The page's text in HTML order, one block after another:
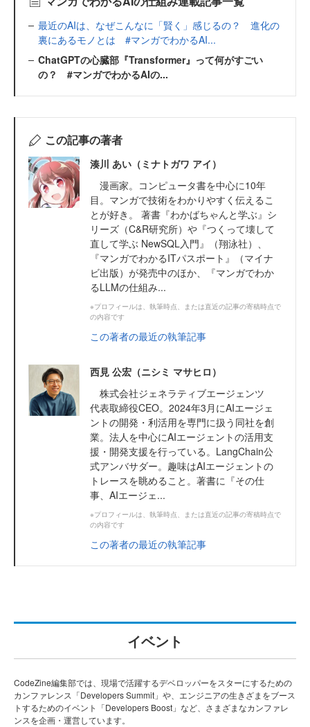
最近のAIは、なぜこんなに「賢く」感じるの？ 進化の
裏にあるモノとは #マンガでわかるAI...
ChatGPTの心臓部『Transformer』って何がすごい
の？ #マンガでわかるAIの...
この記事の著者
湊川 あい（ミナトガワ アイ）
漫画家。コンピュータ書を中心に10年
目。マンガで技術をわかりやすく伝えるこ
とが好き。 著書『わかばちゃんと学ぶ』シ
リーズ（C&R研究所）や『つくって壊して
直して学ぶ NewSQL入門』（翔泳社）、
『マンガでわかるITパスポート』（マイナ
ビ出版）が発売中のほか、『マンガでわか
るLLMの仕組み...
※プロフィールは、執筆時点、または直近の記事の寄稿時点で
の内容です
この著者の最近の執筆記事
西見 公宏（ニシミ マサヒロ）
株式会社ジェネラティブエージェンツ
代表取締役CEO。2024年3月にAIエージェ
ントの開発・利活用を専門に扱う同社を創
業。法人を中心にAIエージェントの活用支
援・開発支援を行っている。LangChain公
式アンバサダー。趣味はAIエージェントの
トレースを眺めること。著書に『その仕
事、AIエージェ...
※プロフィールは、執筆時点、または直近の記事の寄稿時点で
の内容です
この著者の最近の執筆記事
イベント
CodeZine編集部では、現場で活躍するデベロッパーをスターにするための
カンファレンス「Developers Summit」や、エンジニアの生きざまをブース
トするためのイベント「Developers Boost」など、さまざまなカンファレ
ンスを企画・運営しています。